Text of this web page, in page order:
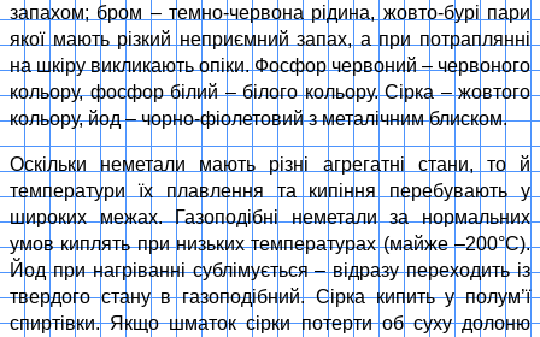
запахом; бром – темно-червона рідина, жовто-бурі пари
якої мають різкий неприємний запах, а при потраплянні
на шкіру викликають опіки. Фосфор червоний – червоного
кольору, фосфор білий – білого кольору. Сірка – жовтого
кольору, йод – чорно-фіолетовий з металічним блиском.
Оскільки неметали мають різні агрегатні стани, то й
температури їх плавлення та кипіння перебувають у
широких межах. Газоподібні неметали за нормальних
умов киплять при низьких температурах (майже –200°С).
Йод при нагріванні сублімується – відразу переходить із
твердого стану в газоподібний. Сірка кипить у полум’ї
спиртівки. Якщо шматок сірки потерти об суху долоню